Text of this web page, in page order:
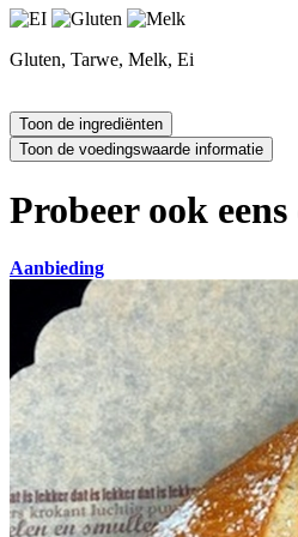
Gluten, Tarwe, Melk, Ei
Probeer ook
Aanbieding